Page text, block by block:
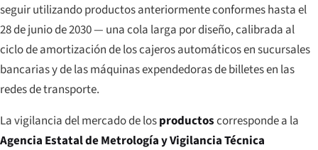
seguir utilizando productos anteriormente conformes hasta el
28 de junio de 2030 — una cola larga por diseño, calibrada al
ciclo de amortización de los cajeros automáticos en sucursales
bancarias y de las máquinas expendedoras de billetes en las
redes de transporte.
La vigilancia del mercado de losproductoscorresponde a la
Agencia Estatal de Metrología y Vigilancia Técnica